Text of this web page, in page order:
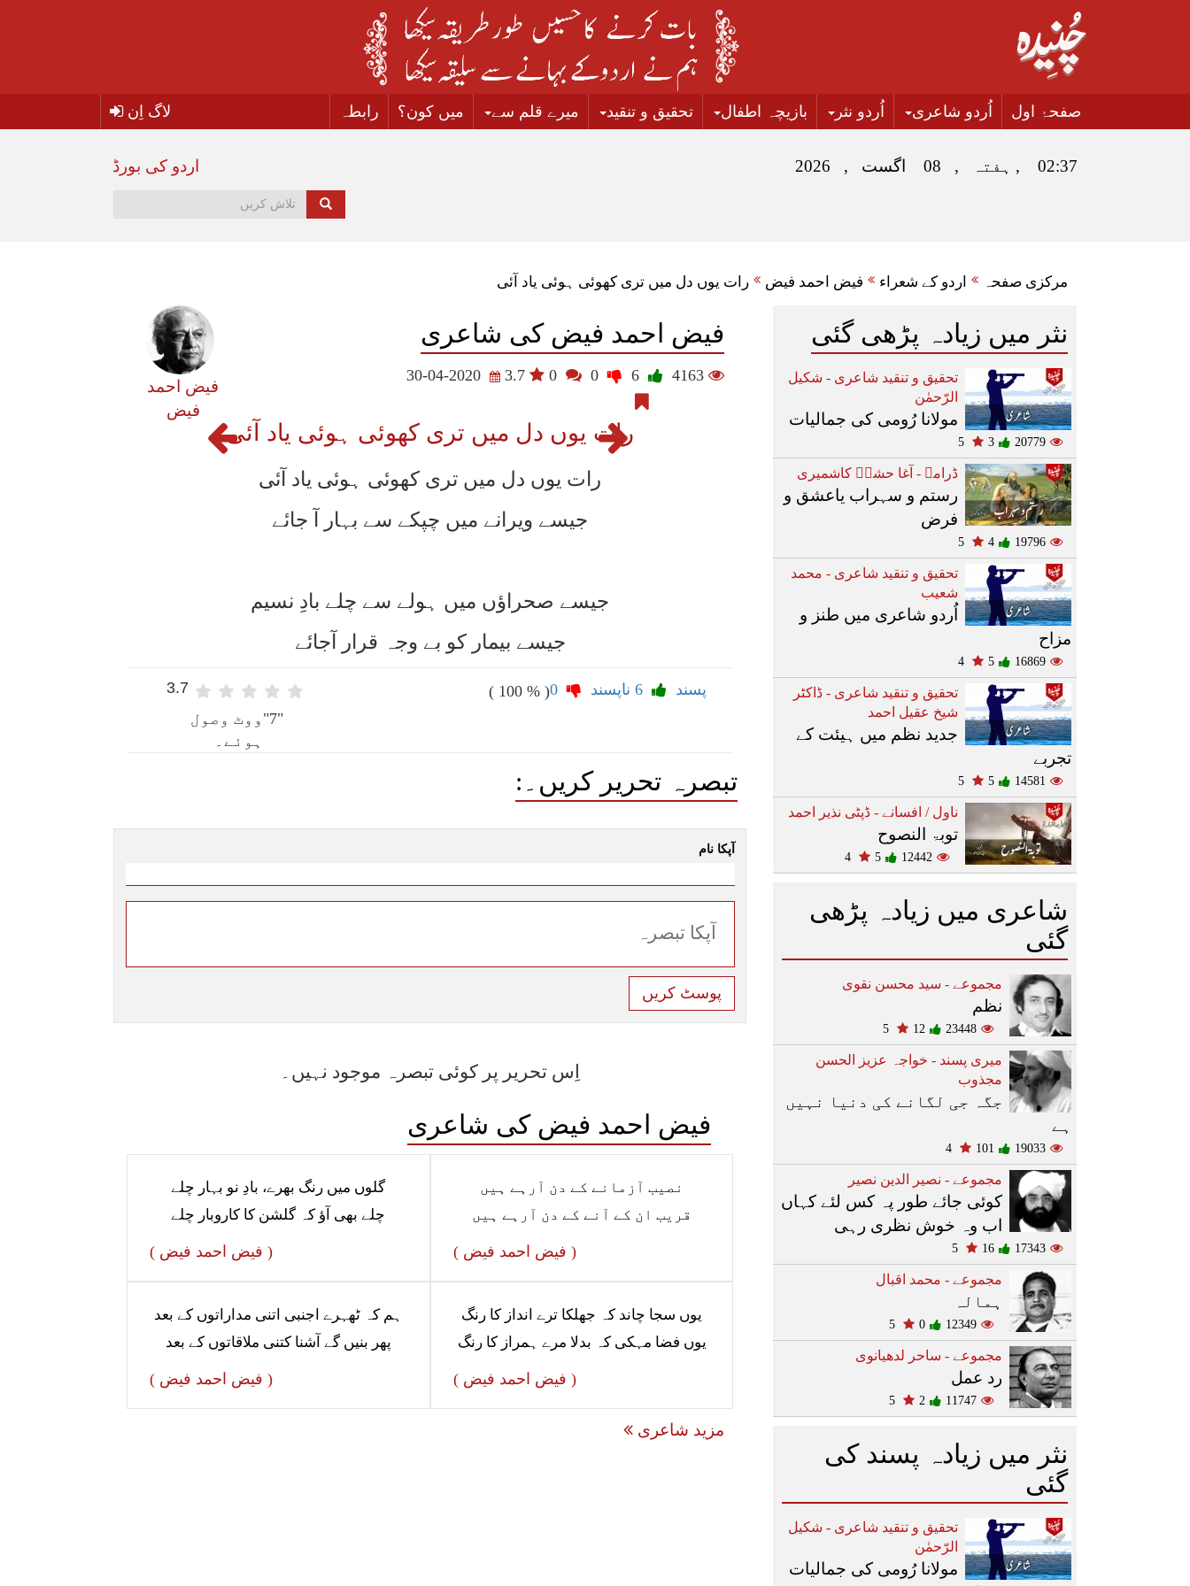
صفحۂ اول اُردو شاعری اُردو نثر بازیچہ اطفال تحقیق و تنقید میرے قلم سے میں کون؟ رابطہ لاگ اِن
اردو کی بورڈ 02:37 , ہفتہ , 08 اگست , 2026
مرکزی صفحہ اردو کے شعراء فیض احمد فیض رات یوں دل میں تری کھوئی ہوئی یاد آئی
فیض احمد فیض کی شاعری
فیض احمد
فیض
4163
3.7
30-04-2020
رات یوں دل میں تری کھوئی ہوئی یاد آئی
رات یوں دل میں تری کھوئی ہوئی یاد آئی
جیسے ویرانے میں چپکے سے بہار آ جائے
جیسے صحراؤں میں ہولے سے چلے بادِ نسیم
جیسے بیمار کو بے وجہ قرار آجائے
3.7
"7"ووٹ وصول
ہوئے۔
پسند ناپسند ( 100 % )
تبصرہ تحریر کریں۔:
آپکا نام
پوسٹ کریں
اِس تحریر پر کوئی تبصرہ موجود نہیں۔
فیض احمد فیض کی شاعری
نصیب آزمانے کے دن آرہے ہیں
قریب ان کے آنے کے دن آرہے ہیں
( فیض احمد فیض )
گلوں میں رنگ بھرے، بادِ نو بہار چلے
چلے بھی آؤ کہ گلشن کا کاروبار چلے
( فیض احمد فیض )
یوں سجا چاند کہ جھلکا ترے انداز کا رنگ
یوں فضا مہکی کہ بدلا مرے ہمراز کا رنگ
( فیض احمد فیض )
ہم کہ ٹھہرے اجنبی اتنی مداراتوں کے بعد
پھر بنیں گے آشنا کتنی ملاقاتوں کے بعد
( فیض احمد فیض )
مزید شاعری
نثر میں زیادہ پڑھی گئی
تحقیق و تنقید شاعری - شکیل
الرّحمٰن
مولانا رُومی کی جمالیات
20779
3
5
ڈرامے - آغا حشرؔ کاشمیری
رستم و سہراب یاعشق و
فرض
19796
4
5
تحقیق و تنقید شاعری - محمد
شعیب
اُردو شاعری میں طنز و
مزاح
16869
5
4
تحقیق و تنقید شاعری - ڈاکٹر
شیخ عقیل احمد
جدید نظم میں ہیئت کے
تجربے
14581
5
5
ناول / افسانے - ڈپٹی نذیر احمد
توبۃ النصوح
12442
5
4
شاعری میں زیادہ پڑھی
گئی
مجموعے - سید محسن نقوی
نظم
23448
12
5
میری پسند - خواجہ عزیز الحسن
مجذوب
جگہ جی لگانے کی دنیا نہیں
ہے
19033
101
4
مجموعے - نصیر الدین نصیر
کوئی جائے طور پہ کس لئے کہاں
اب وہ خوش نظری رہی
17343
16
5
مجموعے - محمد اقبال
ہمالہ
12349
0
5
مجموعے - ساحر لدھیانوی
رد عمل
11747
2
5
نثر میں زیادہ پسند کی
گئی
تحقیق و تنقید شاعری - شکیل
الرّحمٰن
مولانا رُومی کی جمالیات